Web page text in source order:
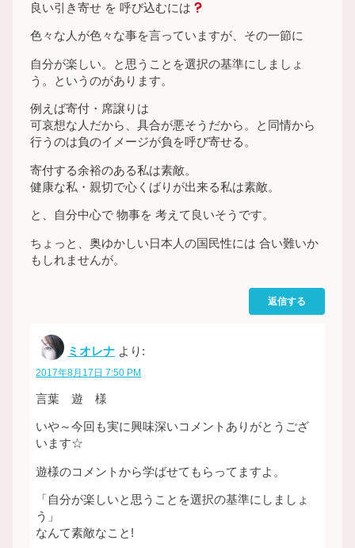
良い引き寄せ を 呼び込むには
色々な人が色々な事を言っていますが、その一節に
自分が楽しい。と思うことを選択の基準にしましょ
う。というのがあります。
例えば寄付・席譲りは
可哀想な人だから、具合が悪そうだから。と同情から
行うのは負のイメージが負を呼び寄せる。
寄付する余裕のある私は素敵。
健康な私・親切で心くばりが出来る私は素敵。
と、自分中心で 物事を 考えて良いそうです。
ちょっと、奥ゆかしい日本人の国民性には 合い難いか
もしれませんが。
返信する
ミオレナ より:
2017年8月17日 7:50 PM
言葉 遊 様
いや～今回も実に興味深いコメントありがとうござ
います☆
遊様のコメントから学ばせてもらってますよ。
「自分が楽しいと思うことを選択の基準にしましょ
う」
なんて素敵なこと!